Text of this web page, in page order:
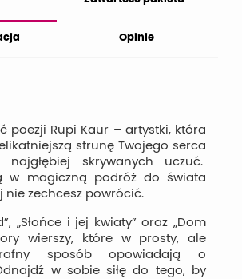
Opinie
poezji Rupi Kaur – artystki, która
strunę Twojego serca
skrywanych uczuć.
w magiczną podróż do świata
nie zechcesz powrócić.
„Słońce i jej kwiaty” oraz „Dom
wierszy, które w prosty, ale
sposób opowiadają o
w sobie siłę do tego, by